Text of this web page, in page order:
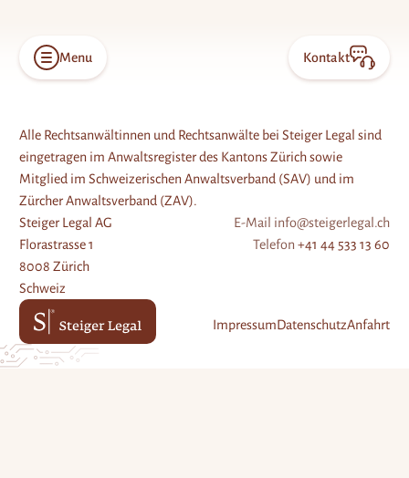
er
B
tr
ä
g
e
Menu
Open
Kontakt
Alle Rechtsanwältinnen und Rechtsanwälte bei Steiger Legal sind
eingetragen im Anwaltsregister des Kantons Zürich sowie
Mitglied im Schweizerischen Anwaltsverband (SAV) und im
Zürcher Anwaltsverband (ZAV).
Steiger Legal AG
Florastrasse 1
8008 Zürich
Schweiz
E-Mail info@steigerlegal.ch
Telefon +41 44 533 13 60
ImpressumDatenschutzAnfahrt